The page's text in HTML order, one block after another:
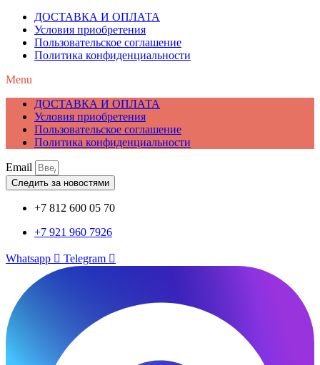
ДОСТАВКА И ОПЛАТА
Условия приобретения
Пользовательское соглашение
Политика конфиденциальности
Menu
ДОСТАВКА И ОПЛАТА
Условия приобретения
Пользовательское соглашение
Политика конфиденциальности
Email
Следить за новостями
+7 812 600 05 70
+7 921 960 7926
Whatsapp Telegram